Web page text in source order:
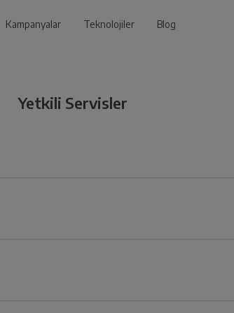
Kampanyalar Teknolojiler Blog
Yetkili Servisler